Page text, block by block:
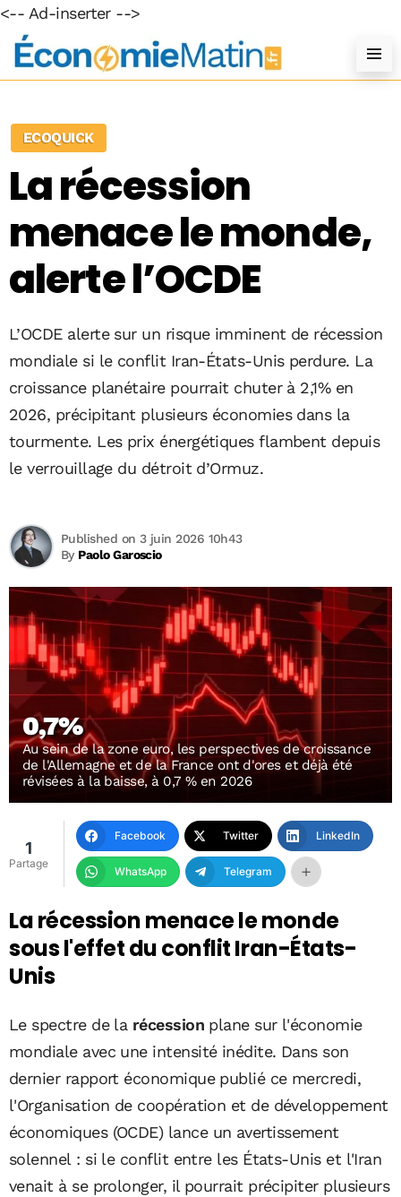
<-- Ad-inserter -->
ECOQUICK
La récession
menace le monde,
alerte l’OCDE
L’OCDE alerte sur un risque imminent de récession
mondiale si le conflit Iran-États-Unis perdure. La
croissance planétaire pourrait chuter à 2,1% en
2026, précipitant plusieurs économies dans la
tourmente. Les prix énergétiques flambent depuis
le verrouillage du détroit d’Ormuz.
By Paolo Garoscio
Published on 3 juin 2026 10h43
0,7%
Au sein de la zone euro, les perspectives de croissance
de l'Allemagne et de la France ont d'ores et déjà été
révisées à la baisse, à 0,7 % en 2026
1
Partage
Facebook Twitter LinkedIn
WhatsApp Telegram
La récession menace le monde
sous l'effet du conflit Iran-États-
Unis
Le spectre de la récessionplane sur l'économie
mondiale avec une intensité inédite. Dans son
dernier rapport économique publié ce mercredi,
l'Organisation de coopération et de développement
économiques (OCDE) lance un avertissement
solennel : si le conflit entre les États-Unis et l'Iran
venait à se prolonger, il pourrait précipiter plusieurs